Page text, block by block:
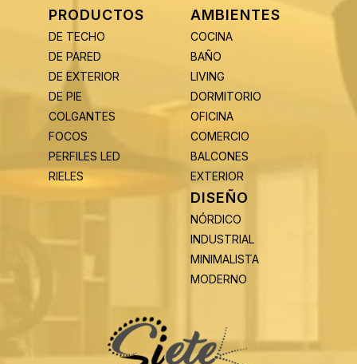
PRODUCTOS
DE TECHO
DE PARED
DE EXTERIOR
DE PIE
COLGANTES
FOCOS
PERFILES LED
RIELES
AMBIENTES
COCINA
BAÑO
LIVING
DORMITORIO
OFICINA
COMERCIO
BALCONES
EXTERIOR
DISEÑO
NÓRDICO
INDUSTRIAL
MINIMALISTA
MODERNO